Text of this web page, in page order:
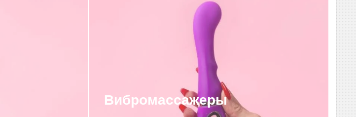
Вибромассажеры